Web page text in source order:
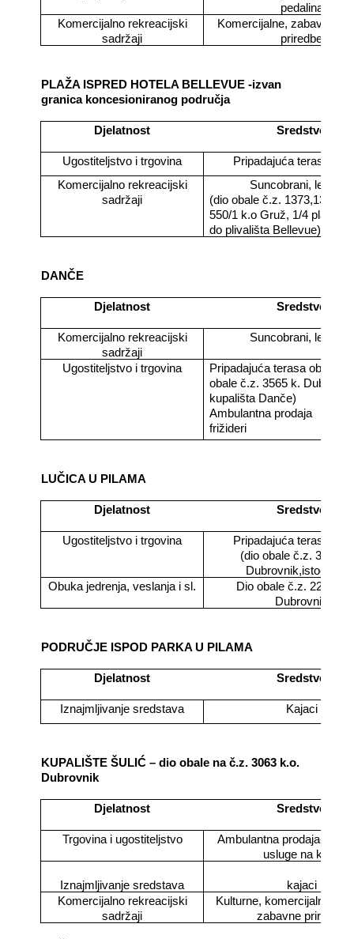
pedalina
Komercijalno rekreacijski
sadržaji
Komercijalne, zabavne,
priredbe
PLAŽA ISPRED HOTELA BELLEVUE -izvan
granica koncesioniranog područja
Djelatnost Sredstvo
Ugostiteljstvo i trgovina
Pripadajuća terasa
Komercijalno rekreacijski
sadržaji
Suncobrani, ležaljke
(dio obale č.z.
550/1 k.o Gruž, 1/4 plaže
do plivališta Bellevue)
DANČE
Djelatnost Sredstvo
Komercijalno rekreacijski
sadržaji
Suncobrani, ležaljke
Ugostiteljstvo i trgovina
Pripadajuća terasa
obale č.z. 3565 k.
kupališta Danče)
Ambulantna prodaja
frižideri
LUČICA U PILAMA
Djelatnost Sredstvo
Ugostiteljstvo i trgovina
Pripadajuća terasa
(dio obale č.z. 3636
Dubrovnik,istočni
Obuka jedrenja, veslanja i sl.
Dio obale č.z. 2297/1
Dubrovnik
PODRUČJE ISPOD PARKA U PILAMA
Djelatnost Sredstvo
Iznajmljivanje sredstava Kajaci
KUPALIŠTE ŠULIĆ – dio obale na č.z. 3063 k.o.
Dubrovnik
Djelatnost Sredstvo
Trgovina i ugostiteljstvo
Ambulantna prodaja-
usluge na klupi
Iznajmljivanje sredstava
kajaci
Komercijalno rekreacijski
sadržaji
Kulturne, komercijalne,
zabavne priredbe